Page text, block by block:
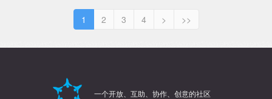
1 2 3 4 > >>
一个开放、互助、协作、创意的社区